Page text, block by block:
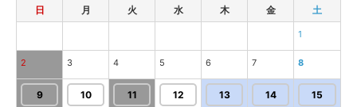
日 月 火 水 木 金 土
1
2 3 4 5 6 7 8
9 10 11 12 13 14 15